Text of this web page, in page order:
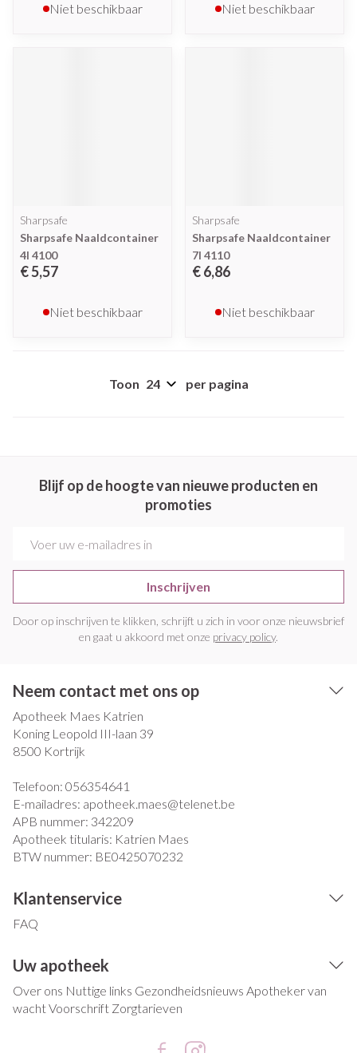
Niet beschikbaar Niet beschikbaar
Sharpsafe
Sharpsafe Naaldcontainer
4l 4100
€ 5,57
Niet beschikbaar
Sharpsafe
Sharpsafe Naaldcontainer
7l 4110
€ 6,86
Niet beschikbaar
Toon per pagina
Blijf op de hoogte van nieuwe producten en
promoties
Inschrijven
Door op inschrijven te klikken, schrijft u zich in voor onze nieuwsbrief
en gaat u akkoord met onze privacy policy.
Neem contact met ons op
Apotheek Maes Katrien
Koning Leopold III-laan 39
8500 Kortrijk
Telefoon: 056354641
E-mailadres: apotheek.maes@telenet.be
APB nummer: 342209
Apotheek titularis: Katrien Maes
BTW nummer: BE0425070232
Klantenservice
FAQ
Uw apotheek
Over ons Nuttige links Gezondheidsnieuws Apotheker van
wachtVoorschrift Zorgtarieven